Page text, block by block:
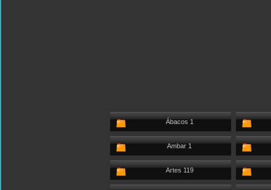
Ábacos 1
Ambar 1
Artes 119